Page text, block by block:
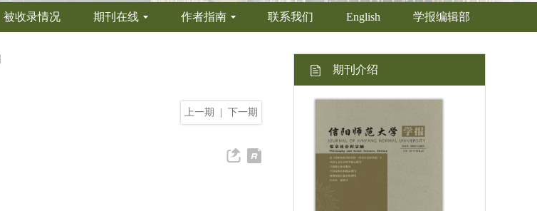
被收录情况 期刊在线 作者指南 联系我们 English 学报编辑部
上一期 下一期
期刊介绍